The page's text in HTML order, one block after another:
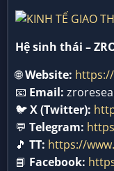
Hệ sinh thái –
🌐Website:
📧 Email:
🐦X (Twitter):
💬 Telegram:
🎵 TT: https://
📘 Facebook: